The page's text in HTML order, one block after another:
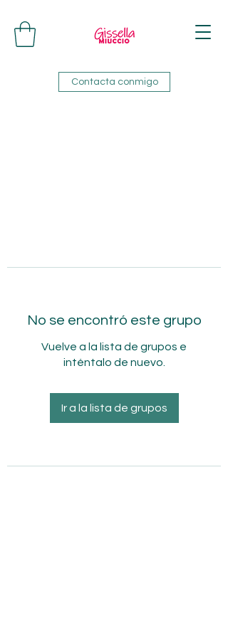
Contacta conmigo
No se encontró este grupo
Vuelve a la lista de grupos e
inténtalo de nuevo.
Ir a la lista de grupos